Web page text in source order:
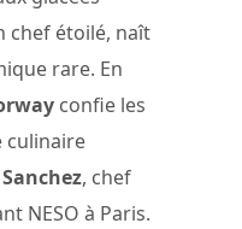
chef étoilé, naît
rare. En
confie les
culinaire
, chef
NESO à Paris.